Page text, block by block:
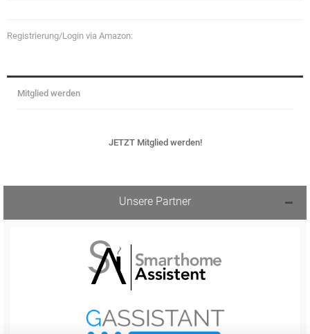
Registrierung/Login via Amazon:
Mitglied werden
JETZT Mitglied werden!
Unsere Partner